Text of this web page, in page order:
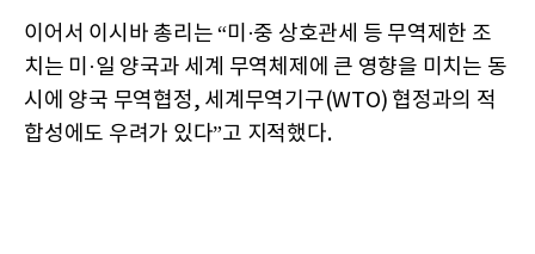
이어서 이시바 총리는 “미·중 상호관세 등 무역제한 조
치는 미·일 양국과 세계 무역체제에 큰 영향을 미치는 동
시에 양국 무역협정, 세계무역기구(WTO) 협정과의 적
합성에도 우려가 있다”고 지적했다.